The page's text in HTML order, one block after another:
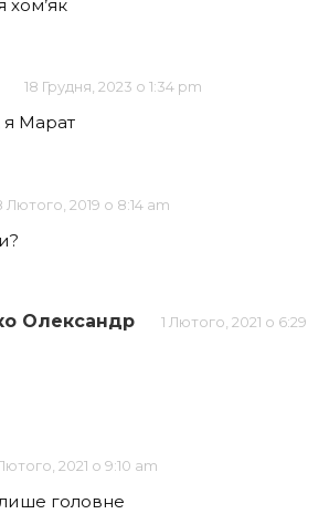
хом’як
18 Грудня, 2023 о 1:34 pm
я Марат
Лютого, 2019 о 8:14 am
Олександр
1 Лютого, 2021 о 6:29
2021 о 9:10 am
головне